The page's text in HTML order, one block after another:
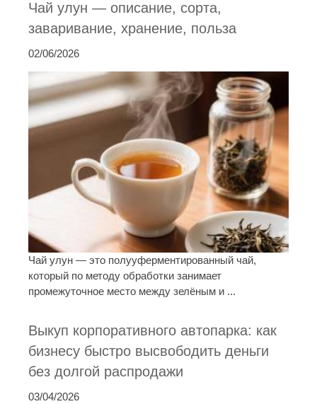
Чай улун — описание, сорта,
заваривание, хранение, польза
02/06/2026
Чай улун — это полууферментированный чай,
который по методу обработки занимает
промежуточное место между зелёным и ...
Выкуп корпоративного автопарка: как
бизнесу быстро высвободить деньги
без долгой распродажи
03/04/2026